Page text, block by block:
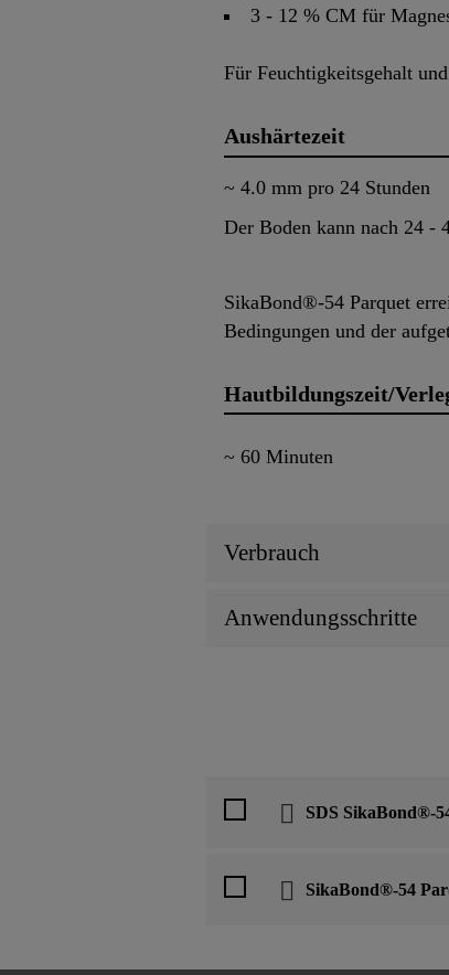
3 - 12 % CM für
Für Feuchtigkeitsgehalt
Aushärtezeit
~ 4.0 mm pro 24 Stunden
Der Boden kann nach 24 -
SikaBond®-54 Parquet
Bedingungen und der
Hautbildungszeit/
~ 60 Minuten
Verbrauch
Anwendungsschritte
SDS SikaBond®-
SikaBond®-54